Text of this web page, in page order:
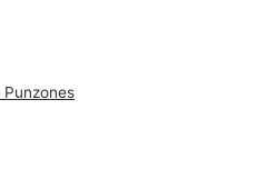
Punzones